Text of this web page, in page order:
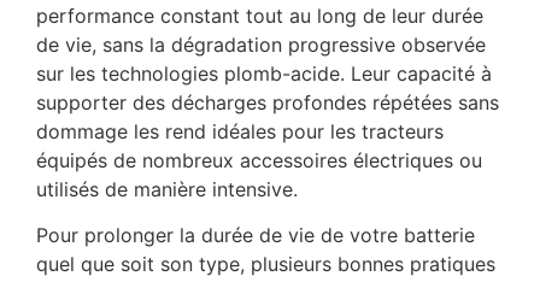
performance constant tout au long de leur durée
de vie, sans la dégradation progressive observée
sur les technologies plomb-acide. Leur capacité à
supporter des décharges profondes répétées sans
dommage les rend idéales pour les tracteurs
équipés de nombreux accessoires électriques ou
utilisés de manière intensive.
Pour prolonger la durée de vie de votre batterie
quel que soit son type, plusieurs bonnes pratiques